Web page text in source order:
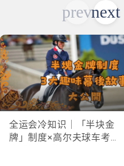
全运会冷知识｜「半块金
牌」制度×高尔夫球车考牌